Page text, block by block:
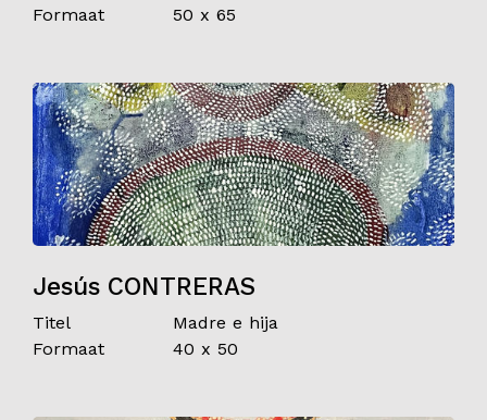
Formaat
50 x 65
Jesús CONTRERAS
Titel
Madre e hija
Formaat
40 x 50